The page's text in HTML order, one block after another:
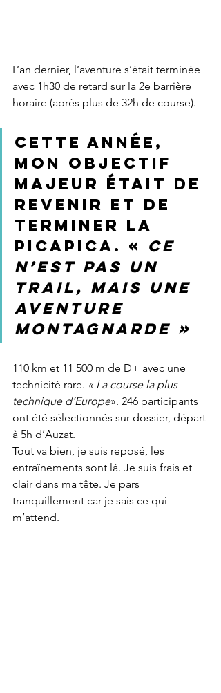
L’an dernier, l’aventure s’était terminée
avec 1h30 de retard sur la 2e barrière
horaire (après plus de 32h de course).
Cette année,
mon objectif
majeur était de
revenir et de
terminer la
PICaPICA. «
Ce
n’est pas un
trail, mais une
aventure
montagnarde »
110 km et 11 500 m de D+ avec une
technicité rare. « La course la plus
technique d’Europe». 246 participants
ont été sélectionnés sur dossier, départ
à 5h d’Auzat.
Tout va bien, je suis reposé, les
entraînements sont là. Je suis frais et
clair dans ma tête. Je pars
tranquillement car je sais ce qui
m’attend.